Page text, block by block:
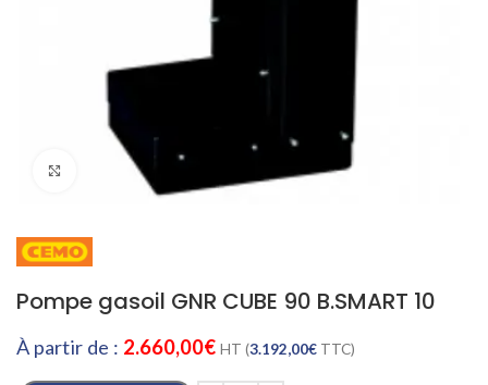
Cliquez pour agrandir
Pompe gasoil GNR CUBE 90 B.SMART 10
À partir de : 2.660,00€ HT (3.192,00€ TTC)